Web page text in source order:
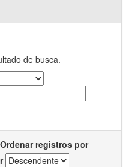
de busca.
Ordenar registros por